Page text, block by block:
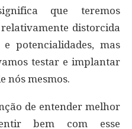
que teremos
distorcida
e potencialidades, mas
testar e implantar
nós mesmos.
de entender melhor
bem com esse